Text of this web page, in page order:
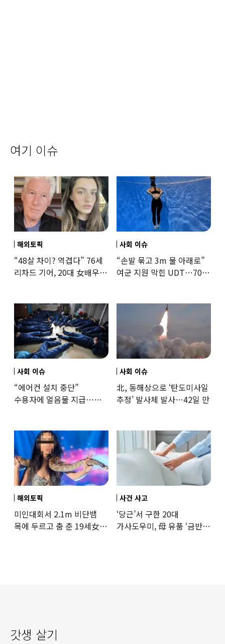
여기 이슈
해외토픽
“48살 차이? 역겹다” 76세
리차드 기어, 20대 女배우와
사회 이슈
“손발 묶고 3m 물 아래로”
여군 지원 막힌 UDT…707
사회 이슈
“에어컨 설치 중단”
수용자에 얼음물 지급…
사회 이슈
北, 동해상으로 ‘탄도미사일
추정’ 발사체 발사…42일 만
해외토픽
미인대회서 2.1m 비단뱀
목에 두르고 춤 춘 19세女
사건 사고
‘당근’서 구한 20대
가사도우미, 母 유품 ‘금반지
갓생 살기